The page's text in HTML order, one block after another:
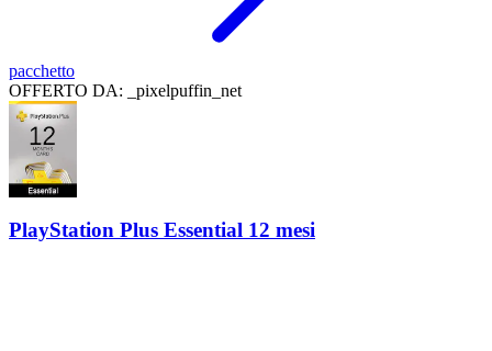
pacchetto
OFFERTO DA: _pixelpuffin_net
PlayStation Plus Essential 12 mesi